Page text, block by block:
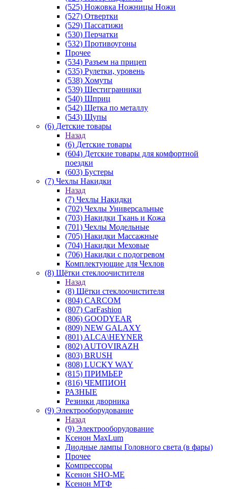
(525) Ножовка Ножницы Ножи
(527) Отвертки
(529) Пассатижи
(530) Перчатки
(532) Противоугоны
Прочее
(534) Разъем на прицеп
(535) Рулетки, уровень
(538) Хомуты
(539) Шестигранники
(540) Шприц
(542) Щетка по металлу
(543) Щупы
(6) Детские товары
Назад
(6) Детские товары
(604) Детские товары для комфортной
поездки
(603) Бустеры
(7) Чехлы Накидки
Назад
(7) Чехлы Накидки
(702) Чехлы Универсальные
(703) Накидки Ткань и Кожа
(701) Чехлы Модельные
(705) Накидки Массажные
(704) Накидки Меховые
(706) Накидки с подогревом
Комплектующие для Чехлов
(8) Щётки стеклоочистителя
Назад
(8) Щётки стеклоочистителя
(804) CARCOM
(807) CarFashion
(806) GOODYEAR
(809) NEW GALAXY
(801) ALCA\HEYNER
(802) AUTOVIRAZH
(803) BRUSH
(808) LUCKY WAY
(815) ПРИМЬЕР
(816) ЧЕМПИОН
РАЗНЫЕ
Резинки дворника
(9) Электрооборудование
Назад
(9) Электрооборудование
Ксенон MaxLum
Диодные лампы Головного света (в фары)
Прочее
Компрессоры
Ксенон SHO-ME
Ксенон МТФ